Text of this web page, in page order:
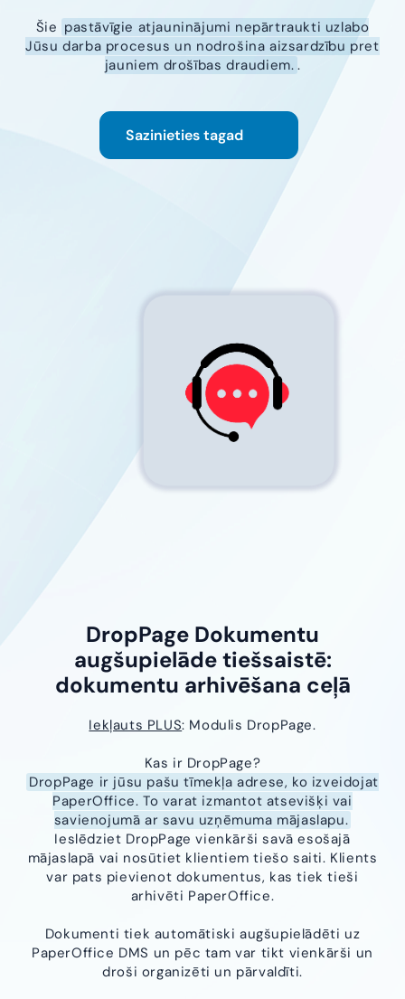
Šie pastāvīgie atjauninājumi nepārtraukti uzlabo
Jūsu darba procesus un nodrošina aizsardzību pret
jauniem drošības draudiem. .
Sazinieties tagad
DropPage Dokumentu
augšupielāde tiešsaistē:
dokumentu arhivēšana ceļā
Iekļauts PLUS: Modulis DropPage.
Kas ir DropPage?
DropPage ir jūsu pašu tīmekļa adrese, ko izveidojat
PaperOffice. To varat izmantot atsevišķi vai
savienojumā ar savu uzņēmuma mājaslapu.
Ieslēdziet DropPage vienkārši savā esošajā
mājaslapā vai nosūtiet klientiem tiešo saiti. Klients
var pats pievienot dokumentus, kas tiek tieši
arhivēti PaperOffice.
Dokumenti tiek automātiski augšupielādēti uz
PaperOffice DMS un pēc tam var tikt vienkārši un
droši organizēti un pārvaldīti.